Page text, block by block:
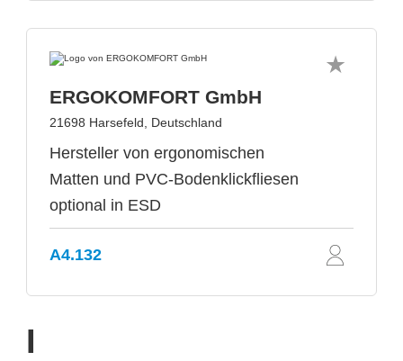
ERGOKOMFORT GmbH
21698 Harsefeld, Deutschland
Hersteller von ergonomischen
Matten und PVC-Bodenklickfliesen
optional in ESD
A4.132
I